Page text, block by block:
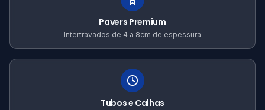
Pavers Premium
Intertravados de 4 a 8cm de espessura
Tubos e Calhas